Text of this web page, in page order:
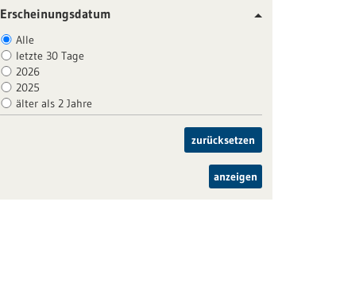
Erscheinungsdatum
Alle
letzte 30 Tage
2026
2025
älter als 2 Jahre
zurücksetzen
anzeigen